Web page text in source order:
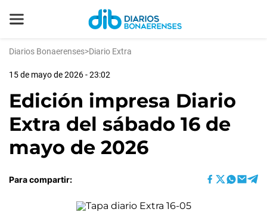
Diarios Bonaerenses>Diario Extra
15 de mayo de 2026 - 23:02
Edición impresa Diario
Extra del sábado 16 de
mayo de 2026
Para compartir: